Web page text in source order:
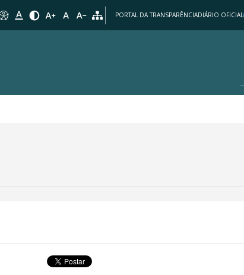
PORTAL DA TRANSPARÊNCIADIÁRIO OFICIAL